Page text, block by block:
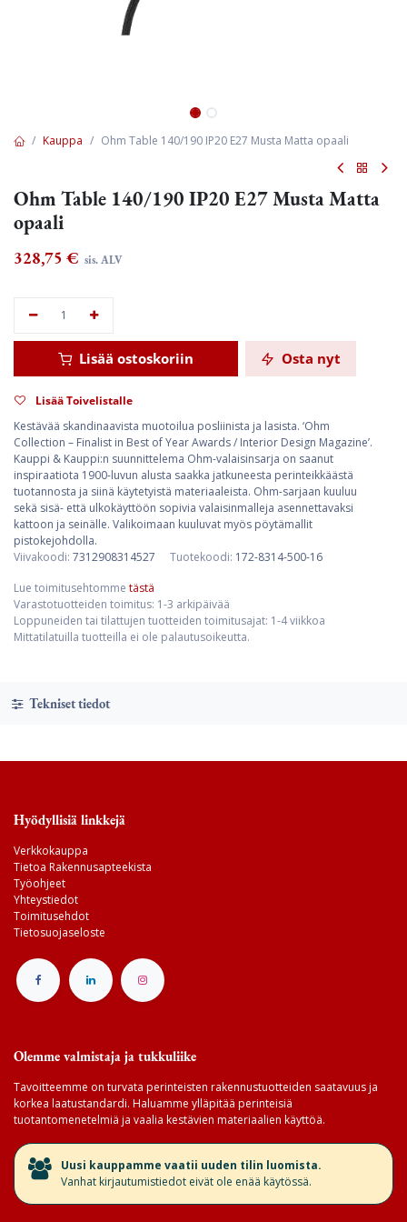
Kauppa Ohm Table 140/190 IP20 E27 Musta Matta opaali
Ohm Table 140/190 IP20 E27 Musta Matta
opaali
328,75 € sis. ALV
Lisää ostoskoriin Osta nyt
Lisää Toivelistalle
Kestävää skandinaavista muotoilua posliinista ja lasista. ‘Ohm
Collection – Finalist in Best of Year Awards / Interior Design Magazine’.
Kauppi & Kauppi:n suunnittelema Ohm-valaisinsarja on saanut
inspiraatiota 1900-luvun alusta saakka jatkuneesta perinteikkäästä
tuotannosta ja siinä käytetyistä materiaaleista. Ohm-sarjaan kuuluu
sekä sisä- että ulkokäyttöön sopivia valaisinmalleja asennettavaksi
kattoon ja seinälle. Valikoimaan kuuluvat myös pöytämallit
pistokejohdolla.
Viivakoodi: 7312908314527 Tuotekoodi: 172-8314-500-16
Lue toimitusehtomme tästä
Varastotuotteiden toimitus: 1-3 arkipäivää
Loppuneiden tai tilattujen tuotteiden toimitusajat: 1-4 viikkoa
Mittatilatuilla tuotteilla ei ole palautusoikeutta.
Tekniset tiedot
Hyödyllisiä linkkejä
Verkkokauppa
Tietoa Rakennusapteekista
Työohjeet
Yhteystiedot
Toimitusehdot
Tietosuojaseloste
Olemme valmistaja ja tukkuliike
Tavoitteemme on turvata perinteisten rakennustuotteiden saatavuus ja
korkea laatustandardi. Haluamme ylläpitää perinteisiä
tuotantomenetelmiä ja vaalia kestävien materiaalien käyttöä.
​Uusi kauppamme vaatii uuden tilin luomista.
Vanhat kirjautumistiedot eivät ole enää käytössä.